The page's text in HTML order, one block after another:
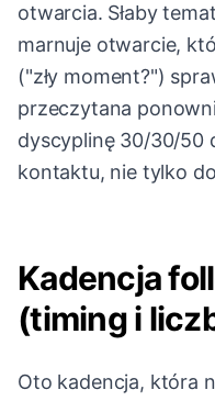
otwarcia. Słaby
marnuje otwarcie,
("zły moment?")
przeczytana
dyscyplinę 30/30/50
kontaktu, nie tylko
Kadencja
(timing i
Oto kadencja, która